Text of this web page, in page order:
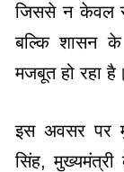
जिससे न केवल
बल्कि शासन के
मजबूत हो रहा है।
इस अवसर पर
सिंह,